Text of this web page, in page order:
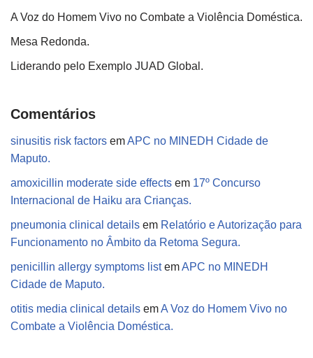
A Voz do Homem Vivo no Combate a Violência Doméstica.
Mesa Redonda.
Liderando pelo Exemplo JUAD Global.
Comentários
sinusitis risk factors emAPC no MINEDH Cidade de
Maputo.
amoxicillin moderate side effects em 17º Concurso
Internacional de Haiku ara Crianças.
pneumonia clinical details em Relatório e Autorização para
Funcionamento no Âmbito da Retoma Segura.
penicillin allergy symptoms listemAPC no MINEDH
Cidade de Maputo.
otitis media clinical details emA Voz do Homem Vivo no
Combate a Violência Doméstica.